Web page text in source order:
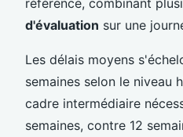
référence, combinant
d'évaluation sur une
Les délais moyens
semaines selon le niveau
cadre intermédiaire
semaines, contre 12